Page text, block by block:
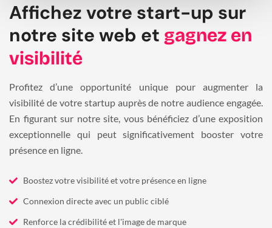
Affichez votre start-up sur
notre site web et gagnez en
visibilité
Profitez d’une opportunité unique pour augmenter la
visibilité de votre startup auprès de notre audience engagée.
En figurant sur notre site, vous bénéficiez d’une exposition
exceptionnelle qui peut significativement booster votre
présence en ligne.
Boostez votre visibilité et votre présence en ligne
Connexion directe avec un public ciblé
Renforce la crédibilité et l'image de marque